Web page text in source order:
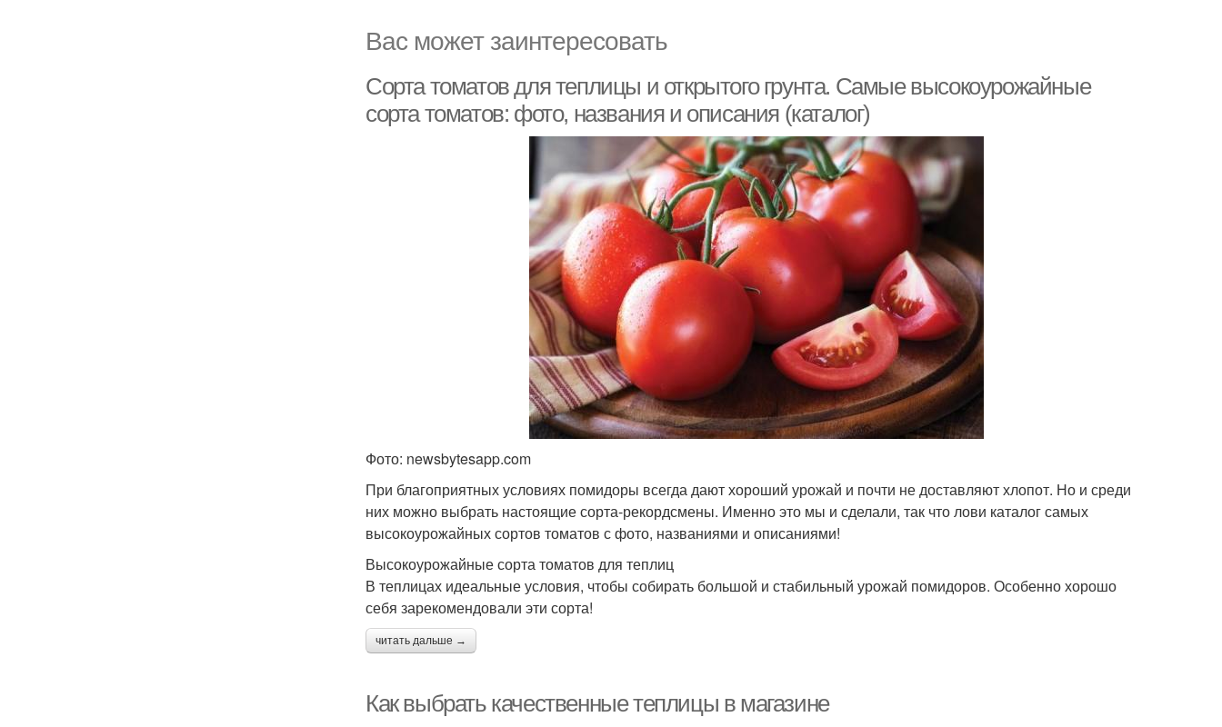
Вас может заинтересовать
Сорта томатов для теплицы и открытого грунта. Самые высокоурожайные
сорта томатов: фото, названия и описания (каталог)
Фото: newsbytesapp.com
При благоприятных условиях помидоры всегда дают хороший урожай и почти не доставляют хлопот. Но и среди
них можно выбрать настоящие сорта-рекордсмены. Именно это мы и сделали, так что лови каталог самых
высокоурожайных сортов томатов с фото, названиями и описаниями!
Высокоурожайные сорта томатов для теплиц
В теплицах идеальные условия, чтобы собирать большой и стабильный урожай помидоров. Особенно хорошо
себя зарекомендовали эти сорта!
читать дальше →
Как выбрать качественные теплицы в магазине